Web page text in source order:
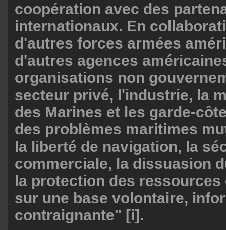
coopération avec des
internationaux. En
d'autres forces armées
d'autres agences
organisations non
secteur privé, l'industrie, la
des Marines et les garde-
des problèmes maritimes
la liberté de navigation, la
commerciale, la dissuasion
la protection des ressources
sur une base volontaire,
contraignante" [i].